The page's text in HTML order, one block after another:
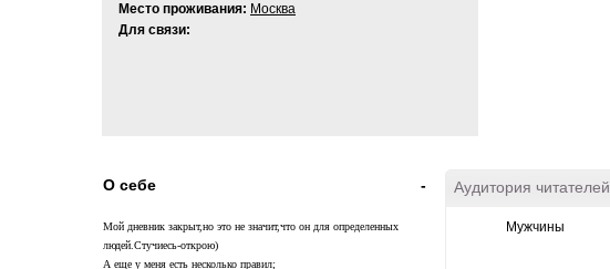
Место проживания: Москва
Для связи:
-
О себе
Мой дневник закрыт,но это не значит,что он для определенных
людей.Стучиесь-открою)
А еще у меня есть несколько правил;
Аудитория читателей
Мужчины